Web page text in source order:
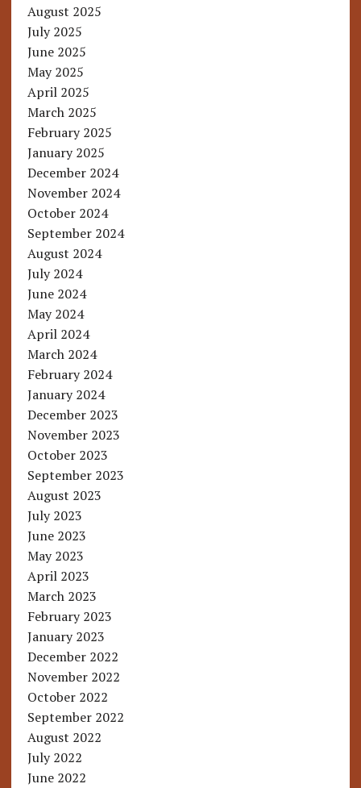
August 2025
July 2025
June 2025
May 2025
April 2025
March 2025
February 2025
January 2025
December 2024
November 2024
October 2024
September 2024
August 2024
July 2024
June 2024
May 2024
April 2024
March 2024
February 2024
January 2024
December 2023
November 2023
October 2023
September 2023
August 2023
July 2023
June 2023
May 2023
April 2023
March 2023
February 2023
January 2023
December 2022
November 2022
October 2022
September 2022
August 2022
July 2022
June 2022